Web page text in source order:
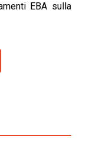
EBA sulla